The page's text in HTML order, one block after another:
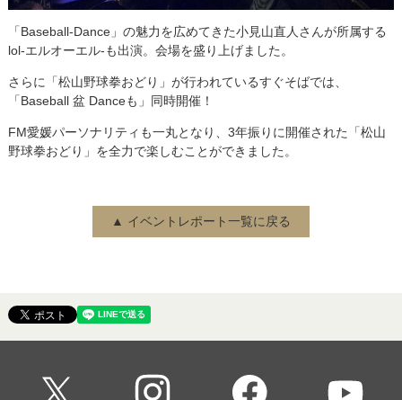
「Baseball-Dance」の魅力を広めてきた小見山直人さんが所属する
lol-エルオーエル-も出演。会場を盛り上げました。
さらに「松山野球拳おどり」が行われているすぐそばでは、
「Baseball 盆 Danceも」同時開催！
FM愛媛パーソナリティも一丸となり、3年振りに開催された「松山
野球拳おどり」を全力で楽しむことができました。
▲ イベントレポート一覧に戻る